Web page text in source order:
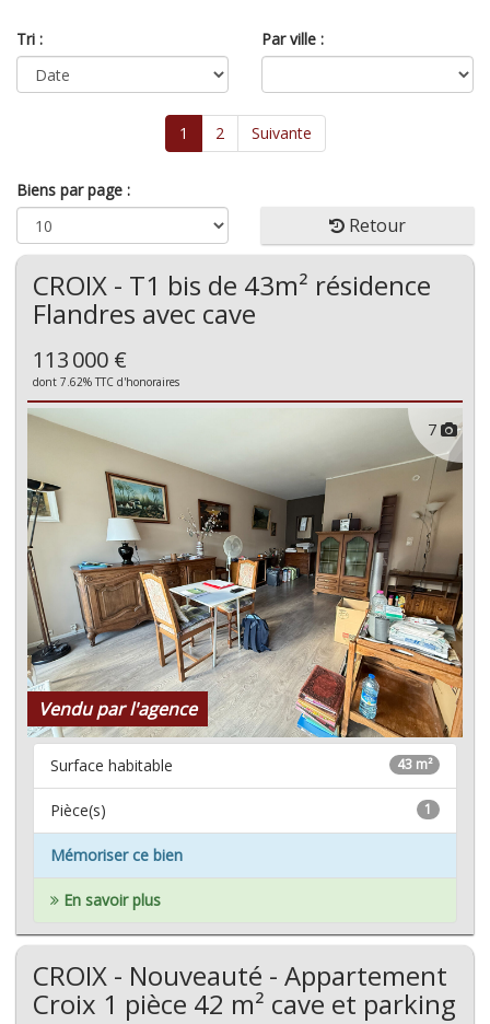
Tri : Par ville :
1 2 Suivante
Biens par page :
Retour
CROIX - T1 bis de 43m² résidence
Flandres avec cave
113 000 €
dont 7.62% TTC d'honoraires
7
Vendu par l'agence
43 m²
Surface habitable
1
Pièce(s)
Mémoriser ce bien
En savoir plus
CROIX - Nouveauté - Appartement
Croix 1 pièce 42 m² cave et parking